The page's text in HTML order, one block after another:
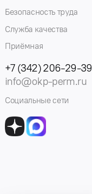
Безопасность труда
Служба качества
Приёмная
+7 (342) 206-29-39
info@okp-perm.ru
Социальные сети